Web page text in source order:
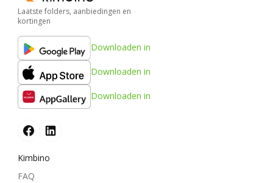
Laatste folders, aanbiedingen en
kortingen
Downloaden in
Downloaden in
Downloaden in
Kimbino
FAQ